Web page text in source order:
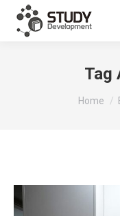
Tag
You are
Home